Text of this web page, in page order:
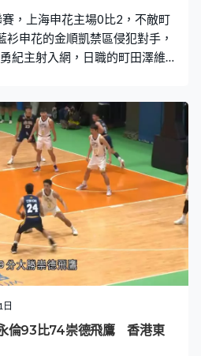
賽，上海申花主場0比2，不敵町
申花的金順凱禁區侵犯對手，
紀主射入網，日職的町田澤維
開季就被扣10分，港將陳晉一
了相馬勇紀，要再度失守。申
一輪出局，贏波的町田澤維亞提
倫93比74崇德飛鷹 香港東